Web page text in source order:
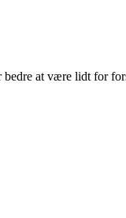
at være lidt for